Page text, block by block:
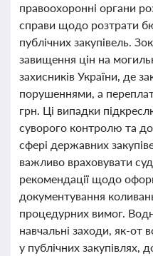
правоохоронні органи
справи щодо розтрати
публічних закупівель.
завищення цін на
захисників України, де
порушеннями, а
грн. Ці випадки
суворого контролю та
сфері державних
важливо враховувати
рекомендації щодо
документування
процедурних вимог.
навчальні заходи, як-от
у публічних закупівлях,